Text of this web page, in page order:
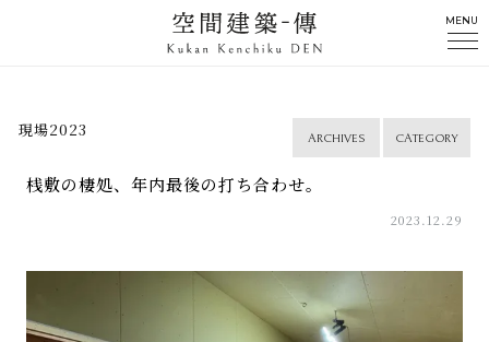
MENU
現場2023 CATEGORY
ARCHIVES
桟敷の棲処、年内最後の打ち合わせ。
2023.12.29